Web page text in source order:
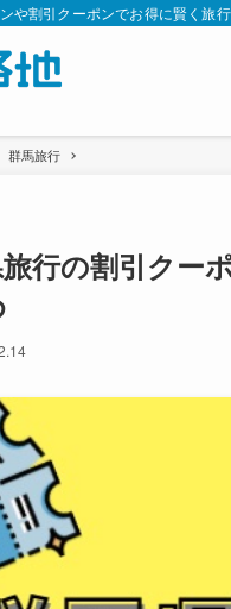
や割引クーポンでお得に賢く旅
群馬旅行
行の割引クー